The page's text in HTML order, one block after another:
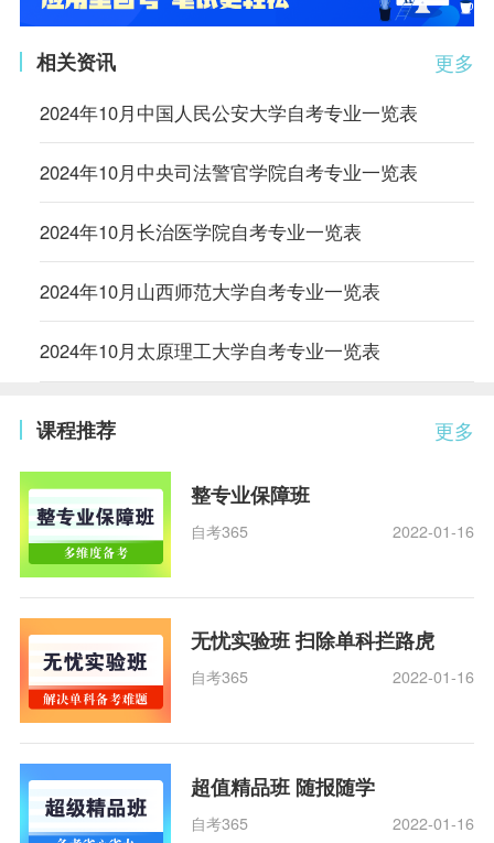
更多
相关资讯
2024年10月中国人民公安大学自考专业一览表
2024年10月中央司法警官学院自考专业一览表
2024年10月长治医学院自考专业一览表
2024年10月山西师范大学自考专业一览表
2024年10月太原理工大学自考专业一览表
更多
课程推荐
整专业保障班
自考365 2022-01-16
无忧实验班 扫除单科拦路虎
自考365 2022-01-16
超值精品班 随报随学
自考365 2022-01-16